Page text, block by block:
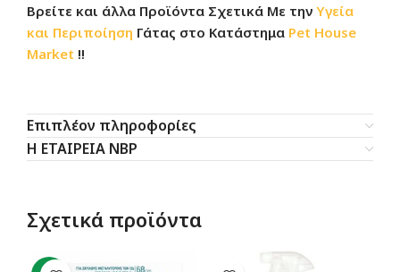
Βρείτε και άλλα Προϊόντα Σχετικά Με την Υγεία
και Περιποίηση Γάτας στο Κατάστημα Pet House
Market !!
Επιπλέον πληροφορίες
Η ΕΤΑΙΡΕΙΑ NBP
Σχετικά προϊόντα